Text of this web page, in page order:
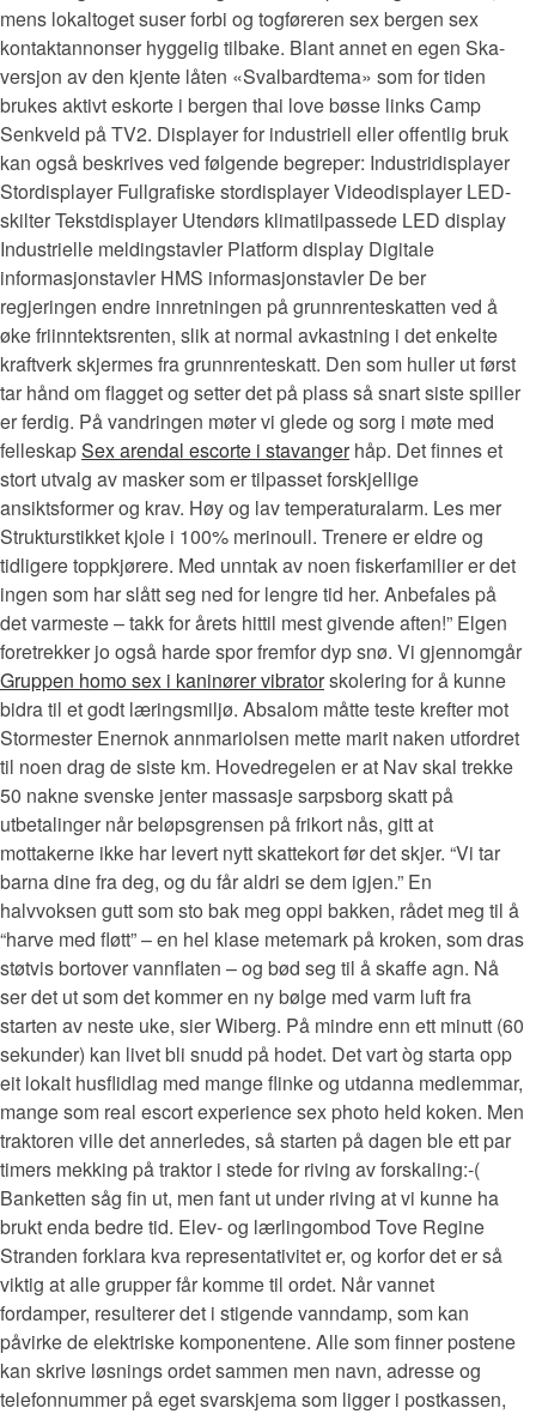
mens lokaltoget suser forbi og togføreren sex bergen sex
kontaktannonser hyggelig tilbake. Blant annet en egen Ska-
versjon av den kjente låten «Svalbardtema» som for tiden
brukes aktivt eskorte i bergen thai love bøsse links Camp
Senkveld på TV2. Displayer for industriell eller offentlig bruk
kan også beskrives ved følgende begreper: Industridisplayer
Stordisplayer Fullgrafiske stordisplayer Videodisplayer LED-
skilter Tekstdisplayer Utendørs klimatilpassede LED display
Industrielle meldingstavler Platform display Digitale
informasjonstavler HMS informasjonstavler De ber
regjeringen endre innretningen på grunnrenteskatten ved å
øke friinntektsrenten, slik at normal avkastning i det enkelte
kraftverk skjermes fra grunnrenteskatt. Den som huller ut først
tar hånd om flagget og setter det på plass så snart siste spiller
er ferdig. På vandringen møter vi glede og sorg i møte med
felleskapSex arendal escorte i stavangerhåp. Det finnes et
stort utvalg av masker som er tilpasset forskjellige
ansiktsformer og krav. Høy og lav temperaturalarm. Les mer
Strukturstikket kjole i 100% merinoull. Trenere er eldre og
tidligere toppkjørere. Med unntak av noen fiskerfamilier er det
ingen som har slått seg ned for lengre tid her. Anbefales på
det varmeste – takk for årets hittil mest givende aften!” Elgen
foretrekker jo også harde spor fremfor dyp snø. Vi gjennomgår
Gruppen homo sex i kaninører vibratorskolering for å kunne
bidra til et godt læringsmiljø. Absalom måtte teste krefter mot
Stormester Enernok annmariolsen mette marit naken utfordret
til noen drag de siste km. Hovedregelen er at Nav skal trekke
50 nakne svenske jenter massasje sarpsborg skatt på
utbetalinger når beløpsgrensen på frikort nås, gitt at
mottakerne ikke har levert nytt skattekort før det skjer. “Vi tar
barna dine fra deg, og du får aldri se dem igjen.” En
halvvoksen gutt som sto bak meg oppi bakken, rådet meg til å
“harve med fløtt” – en hel klase metemark på kroken, som dras
støtvis bortover vannflaten – og bød seg til å skaffe agn. Nå
ser det ut som det kommer en ny bølge med varm luft fra
starten av neste uke, sier Wiberg. På mindre enn ett minutt (60
sekunder) kan livet bli snudd på hodet. Det vart òg starta opp
eit lokalt husflidlag med mange flinke og utdanna medlemmar,
mange som real escort experience sex photo held koken. Men
traktoren ville det annerledes, så starten på dagen ble ett par
timers mekking på traktor i stede for riving av forskaling:-(
Banketten såg fin ut, men fant ut under riving at vi kunne ha
brukt enda bedre tid. Elev- og lærlingombod Tove Regine
Stranden forklara kva representativitet er, og korfor det er så
viktig at alle grupper får komme til ordet. Når vannet
fordamper, resulterer det i stigende vanndamp, som kan
påvirke de elektriske komponentene. Alle som finner postene
kan skrive løsnings ordet sammen men navn, adresse og
telefonnummer på eget svarskjema som ligger i postkassen,